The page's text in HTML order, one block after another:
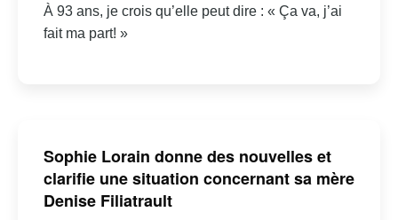
À 93 ans, je crois qu’elle peut dire : « Ça va, j’ai
fait ma part! »
Sophie Lorain donne des nouvelles et
clarifie une situation concernant sa mère
Denise Filiatrault